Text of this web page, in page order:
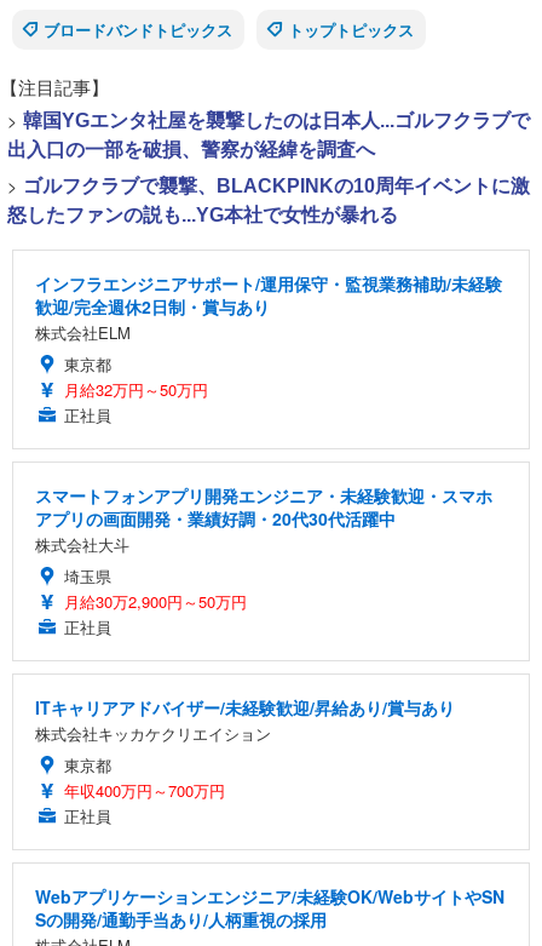
ブロードバンドトピックス トップトピックス
【注目記事】
> 韓国YGエンタ社屋を襲撃したのは日本人...ゴルフクラブで
出入口の一部を破損、警察が経緯を調査へ
> ゴルフクラブで襲撃、BLACKPINKの10周年イベントに激
怒したファンの説も...YG本社で女性が暴れる
インフラエンジニアサポート/運用保守・監視業務補助/未経験
歓迎/完全週休2日制・賞与あり
株式会社ELM
東京都
月給32万円～50万円
正社員
スマートフォンアプリ開発エンジニア・未経験歓迎・スマホ
アプリの画面開発・業績好調・20代30代活躍中
株式会社大斗
埼玉県
月給30万2,900円～50万円
正社員
ITキャリアアドバイザー/未経験歓迎/昇給あり/賞与あり
株式会社キッカケクリエイション
東京都
年収400万円～700万円
正社員
Webアプリケーションエンジニア/未経験OK/WebサイトやSN
Sの開発/通勤手当あり/人柄重視の採用